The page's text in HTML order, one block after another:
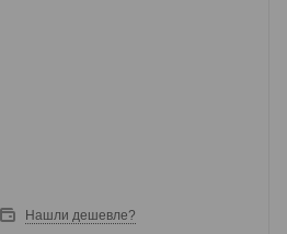
Нашли дешевле?